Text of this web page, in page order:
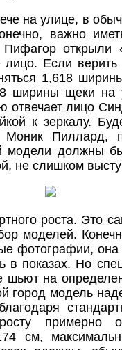
на улице, в
важно
открыли
лицо. Если
1,618
ширины щеки на
отвечает лицо
к зеркалу.
Пиллард,
модели должны
не слишком
роста. Это
моделей.
фотографии, она
в показах. Но
шьют на
город модель
примерно
см,